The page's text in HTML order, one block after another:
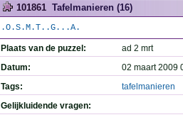
101861 Tafelmanieren (16)
.O.S.M.T..G...A.
Plaats van de puzzel:
ad 2 mrt
Datum:
02 maart 2009
Tags:
tafelmanieren
Gelijkluidende vragen: